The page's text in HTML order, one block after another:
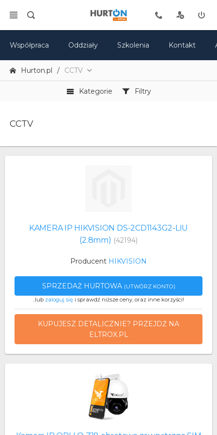
Współpraca Oddziały Szkolenia Kontakt
Hurton.pl CCTV
Kategorie Filtry
CCTV
KAMERA IP HIKVISION DS-2CD1143G2-LIU
(2.8mm) (42194)
Producent HIKVISION
SPRZEDAŻ HURTOWA (UTWÓRZ KONTO)
..lub zaloguj się i sprawdź niższe ceny, oraz inne korzyści!
KUPUJESZ DETALICZNIE? PRZEJDŹ NA
ELTROX.PL